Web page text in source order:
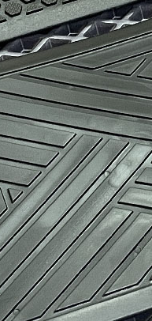
2100 3600
В корзину
1100 1800
В корзину
1100 1800
В корзину
1400 2300
В корзину
Эконом